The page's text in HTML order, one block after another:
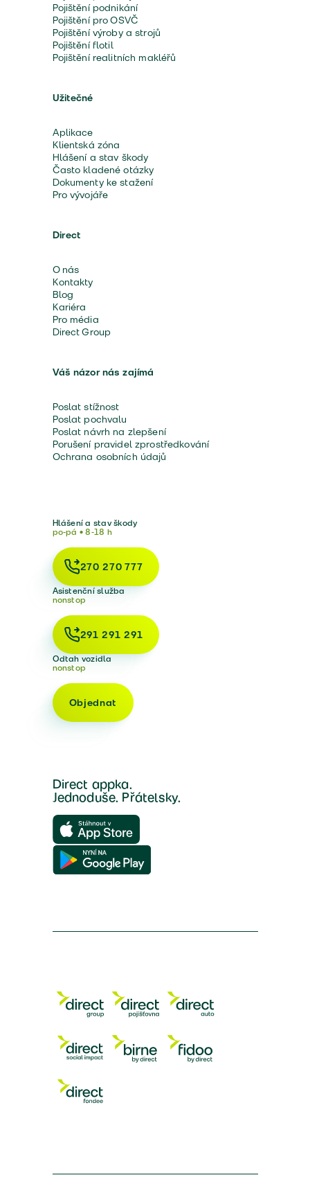
Pojištění podnikání
Pojištění pro OSVČ
Pojištění výroby a strojů
Pojištění flotil
Pojištění realitních makléřů
Užitečné
Aplikace
Klientská zóna
Hlášení a stav škody
Často kladené otázky
Dokumenty ke stažení
Pro vývojáře
Direct
O nás
Kontakty
Blog
Kariéra
Pro média
Direct Group
Váš názor nás zajímá
Poslat stížnost
Poslat pochvalu
Poslat návrh na zlepšení
Porušení pravidel zprostředkování
Ochrana osobních údajů
Hlášení a stav škody
po-pá • 8-18 h
270 270 777
Asistenční služba
nonstop
291 291 291
Odtah vozidla
nonstop
Objednat
Direct appka.
Jednoduše. Přátelsky.